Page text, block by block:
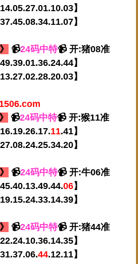
】
】
📹24码中特📹 开:猪08准
】
】
📹24码中特📹 开:猴11准
11.41】
】
📹24码中特📹 开:牛06准
06】
】
📹24码中特📹 开:猪44准
】
44.12.11】